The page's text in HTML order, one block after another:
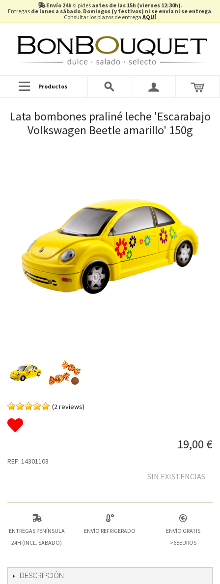
Envío 24h si pides antes de las 15h (viernes 12:30h).
Entregas de lunes a sábado. Domingos (y festivos) ni se envía ni se entrega.
Consultar los plazos de entrega AQUÍ
Productos
Lata bombones praliné leche 'Escarabajo
Volkswagen Beetle amarillo' 150g
(2 reviews)
19,00 €
REF: 14301108
SIN EXISTENCIAS
ENTREGAS PENÍNSULA
24H (INCL. SÁBADO)
ENVÍO REFRIGERADO
ENVÍO GRATIS
>65EUROS
DESCRIPCIÓN